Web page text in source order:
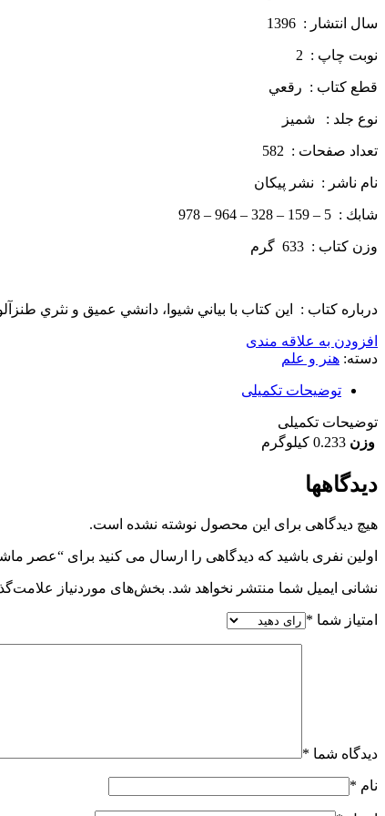
سال انتشار : 1396
نوبت چاپ : 2
قطع كتاب : رقعي
نوع جلد : شمیز
تعداد صفحات : 582
نام ناشر : نشر پيكان
شابك : 5 – 159 – 328 – 964 – 978
وزن كتاب : 633 گرم
درباره كتاب : اين كتاب با بياني شيوا، دانشي عميق و نثري
افزودن به علاقه مندی
دسته: هنر و علم
توضیحات تکمیلی
توضیحات تکمیلی
وزن 0.233 کیلوگرم
دیدگاهها
هیچ دیدگاهی برای این محصول نوشته نشده است.
اولین نفری باشید که دیدگاهی را ارسال می کنید برای “عصر
نشانی ایمیل شما منتشر نخواهد شد. بخش‌های موردنیاز
امتیاز شما *
دیدگاه شما *
نام *